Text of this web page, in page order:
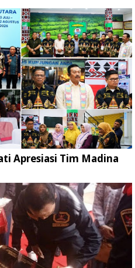
Apresiasi Tim Madina